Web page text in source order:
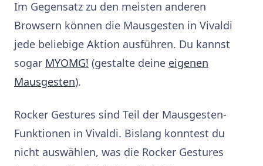
Im Gegensatz zu den meisten anderen
Browsern können die Mausgesten in Vivaldi
jede beliebige Aktion ausführen. Du kannst
sogar MYOMG! (gestalte deine eigenen
Mausgesten).
Rocker Gestures sind Teil der Mausgesten-
Funktionen in Vivaldi. Bislang konntest du
nicht auswählen, was die Rocker Gestures